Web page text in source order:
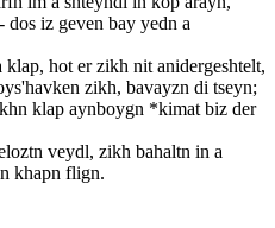
dos iz geven bay yedn a
hot er zikh nit anidergeshtelt,
zikh, bavayzn di tseyn;
klap aynboygn *kimat biz der
veydl, zikh bahaltn in a
khapn flign.